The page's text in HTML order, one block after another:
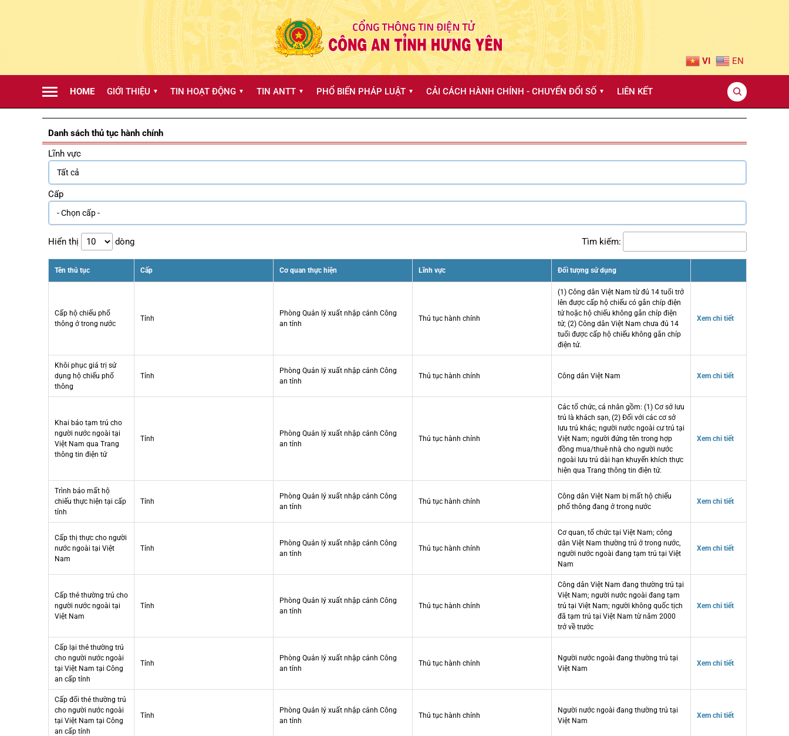
VI EN
HOME GIỚI THIỆU ▼ TIN HOẠT ĐỘNG ▼ TIN ANTT ▼ PHỔ BIẾN PHÁP LUẬT ▼ CẢI CÁCH HÀNH CHÍNH - CHUYỂN ĐỔI SỐ ▼ LIÊN KẾT
Danh sách thủ tục hành chính
Lĩnh vực
Cấp
Hiển thị dòng Tìm kiếm:
Tên thủ tục Cấp Cơ quan thực hiện Lĩnh vực Đối tượng sử dụng
Cấp hộ chiếu phổ
thông ở trong nước
Tỉnh
Phòng Quản lý xuất nhập cảnh Công
an tỉnh
Thủ tục hành chính
(1) Công dân Việt Nam từ đủ 14 tuổi trở
lên được cấp hộ chiếu có gắn chíp điện
tử hoặc hộ chiếu không gắn chíp điện
tử; (2) Công dân Việt Nam chưa đủ 14
tuổi được cấp hộ chiếu không gắn chíp
điện tử.
Xem chi tiết
Khôi phục giá trị sử
dụng hộ chiếu phổ
thông
Tỉnh
Phòng Quản lý xuất nhập cảnh Công
an tỉnh
Thủ tục hành chính Công dân Việt Nam Xem chi tiết
Khai báo tạm trú cho
người nước ngoài tại
Việt Nam qua Trang
thông tin điện tử
Tỉnh
Phòng Quản lý xuất nhập cảnh Công
an tỉnh
Thủ tục hành chính
Các tổ chức, cá nhân gồm: (1) Cơ sở lưu
trú là khách sạn, (2) Đối với các cơ sở
lưu trú khác; người nước ngoài cư trú tại
Việt Nam; người đứng tên trong hợp
đồng mua/thuê nhà cho người nước
ngoài lưu trú dài hạn khuyến khích thực
hiện qua Trang thông tin điện tử.
Xem chi tiết
Trình báo mất hộ
chiếu thực hiện tại cấp
tỉnh
Tỉnh
Phòng Quản lý xuất nhập cảnh Công
an tỉnh
Thủ tục hành chính
Công dân Việt Nam bị mất hộ chiếu
phổ thông đang ở trong nước
Xem chi tiết
Cấp thị thực cho người
nước ngoài tại Việt
Nam
Tỉnh
Phòng Quản lý xuất nhập cảnh Công
an tỉnh
Thủ tục hành chính
Cơ quan, tổ chức tại Việt Nam; công
dân Việt Nam thường trú ở trong nước,
người nước ngoài đang tạm trú tại Việt
Nam
Xem chi tiết
Cấp thẻ thường trú cho
người nước ngoài tại
Việt Nam
Tỉnh
Phòng Quản lý xuất nhập cảnh Công
an tỉnh
Thủ tục hành chính
Công dân Việt Nam đang thường trú tại
Việt Nam; người nước ngoài đang tạm
trú tại Việt Nam; người không quốc tịch
đã tạm trú tại Việt Nam từ năm 2000
trở về trước
Xem chi tiết
Cấp lại thẻ thường trú
cho người nước ngoài
tại Việt Nam tại Công
an cấp tỉnh
Tỉnh
Phòng Quản lý xuất nhập cảnh Công
an tỉnh
Thủ tục hành chính
Người nước ngoài đang thường trú tại
Việt Nam
Xem chi tiết
Cấp đổi thẻ thường trú
cho người nước ngoài
tại Việt Nam tại Công
an cấp tỉnh
Tỉnh
Phòng Quản lý xuất nhập cảnh Công
an tỉnh
Thủ tục hành chính
Người nước ngoài đang thường trú tại
Việt Nam
Xem chi tiết